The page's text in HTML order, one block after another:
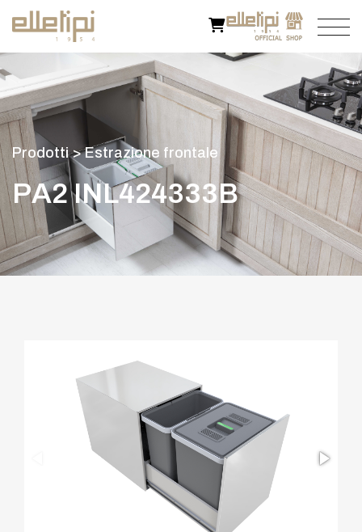
Prodotti > Estrazione fronta e
PA2INL424333B